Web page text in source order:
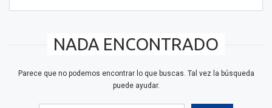
NADA ENCONTRADO
Parece que no podemos encontrar lo que buscas. Tal vez la búsqueda
puede ayudar.